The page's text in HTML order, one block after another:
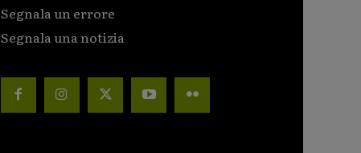
Segnala un errore
Segnala una notizia